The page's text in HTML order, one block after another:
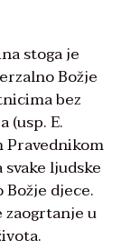
stoga je
Božje
bez
(usp. E.
Pravednikom
ljudske
djece.
zaogrtanje u